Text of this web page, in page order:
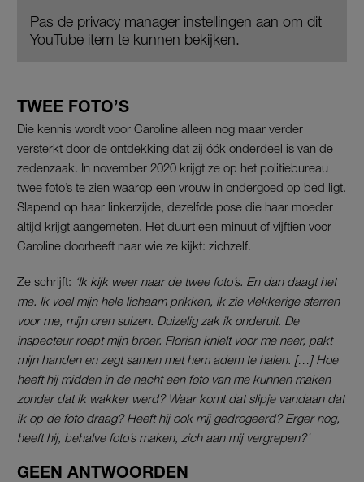
Pas de privacy manager instellingen aan om dit
YouTube item te kunnen bekijken.
TWEE FOTO’S
Die kennis wordt voor Caroline alleen nog maar verder
versterkt door de ontdekking dat zij óók onderdeel is van de
zedenzaak. In november 2020 krijgt ze op het politiebureau
twee foto’s te zien waarop een vrouw in ondergoed op bed ligt.
Slapend op haar linkerzijde, dezelfde pose die haar moeder
altijd krijgt aangemeten. Het duurt een minuut of vijftien voor
Caroline doorheeft naar wie ze kijkt: zichzelf.
Ze schrijft: ‘Ik kijk weer naar de twee foto’s. En dan daagt het
me. Ik voel mijn hele lichaam prikken, ik zie vlekkerige sterren
voor me, mijn oren suizen. Duizelig zak ik onderuit. De
inspecteur roept mijn broer. Florian knielt voor me neer, pakt
mijn handen en zegt samen met hem adem te halen. […] Hoe
heeft hij midden in de nacht een foto van me kunnen maken
zonder dat ik wakker werd? Waar komt dat slipje vandaan dat
ik op de foto draag? Heeft hij ook mij gedrogeerd? Erger nog,
heeft hij, behalve foto’s maken, zich aan mij vergrepen?’
GEEN ANTWOORDEN